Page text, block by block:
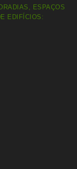
ESPAÇOS
EDIFÍCIOS: